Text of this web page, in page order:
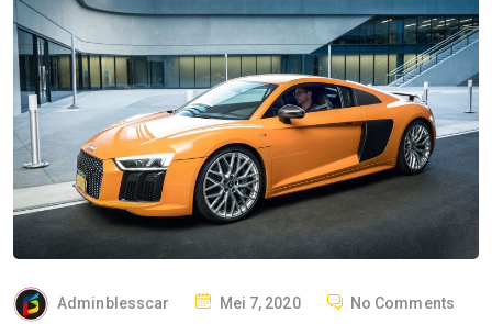
Adminblesscar
PMei 7, 2020 No Comments